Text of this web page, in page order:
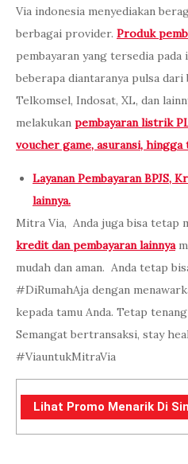
Via indonesia menyediakan
berbagai provider. Produk
pembayaran yang tersedia
beberapa diantaranya pulsa
Telkomsel, Indosat, XL, dan
melakukan pembayaran listrik
voucher game, asuransi,
Layanan Pembayaran BPJS,
lainnya.
Mitra Via, Anda juga bisa tetap
kredit dan pembayaran lainnya
mudah dan aman. Anda tetap
#DiRumahAja dengan
kepada tamu Anda. Tetap
Semangat bertransaksi, stay
#ViauntukMitraVia
Lihat Promo Menarik Di